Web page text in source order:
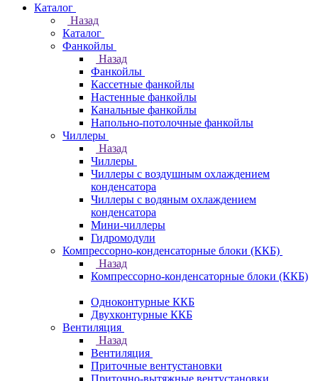
Каталог
Назад
Каталог
Фанкойлы
Назад
Фанкойлы
Кассетные фанкойлы
Настенные фанкойлы
Канальные фанкойлы
Напольно-потолочные фанкойлы
Чиллеры
Назад
Чиллеры
Чиллеры с воздушным охлаждением
конденсатора
Чиллеры с водяным охлаждением
конденсатора
Мини-чиллеры
Гидромодули
Компрессорно-конденсаторные блоки (ККБ)
Назад
Компрессорно-конденсаторные блоки (ККБ)
Одноконтурные ККБ
Двухконтурные ККБ
Вентиляция
Назад
Вентиляция
Приточные вентустановки
Приточно-вытяжные вентустановки